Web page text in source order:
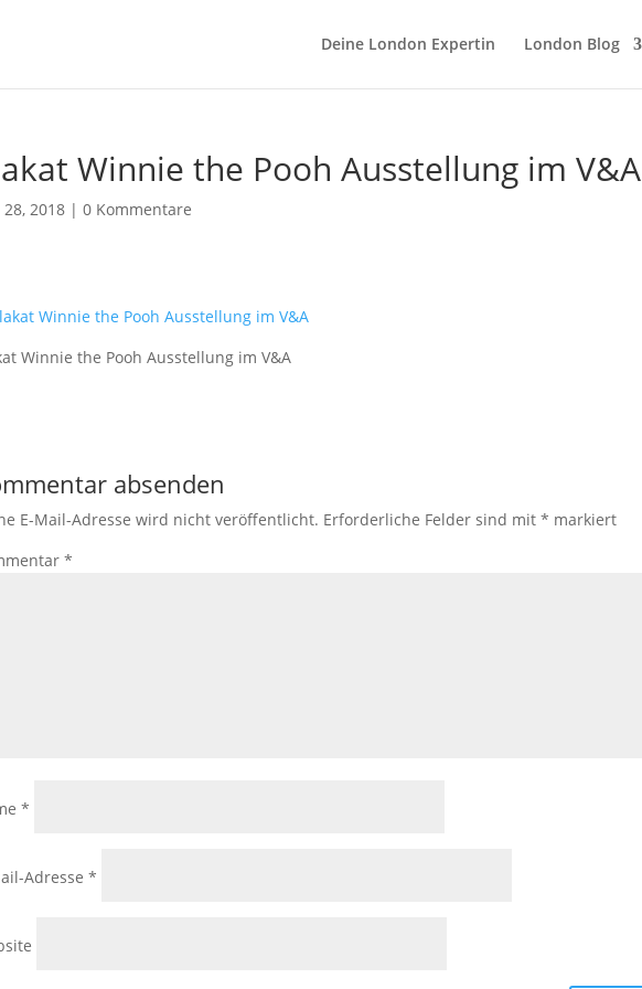
Deine London Expertin London Blog
Winnie the Pooh Ausstellung im V&A
28, 2018| 0 Kommentare
Winnie the Pooh Ausstellung im V&A
absenden
E-Mail-Adresse wird nicht veröffentlicht. Erforderliche Felder sind mit * markiert
*
*
Adresse *